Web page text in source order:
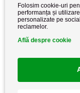
Politica de cookie
Folosim cookie-uri
performanța și
personalizate pe
reclamelor.
Află despre cookie